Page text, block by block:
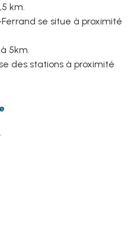
km.
se situe à proximité
5km.
des stations à proximité